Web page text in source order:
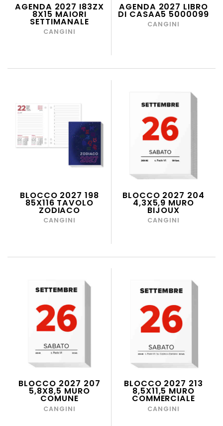
AGENDA 2027 I83ZX
8X15 MAIORI
SETTIMANALE
CANGINI
AGENDA 2027 LIBRO
DI CASAA5 5000099
CANGINI
BLOCCO 2027 198
85X116 TAVOLO
ZODIACO
CANGINI
BLOCCO 2027 204
4,3X5,9 MURO
BIJOUX
CANGINI
BLOCCO 2027 207
5,8X8,5 MURO
COMUNE
CANGINI
BLOCCO 2027 213
8,5X11,5 MURO
COMMERCIALE
CANGINI